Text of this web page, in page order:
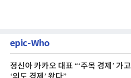
epic-Who
정신아 카카오 대표 “‘주목 경제’ 가고